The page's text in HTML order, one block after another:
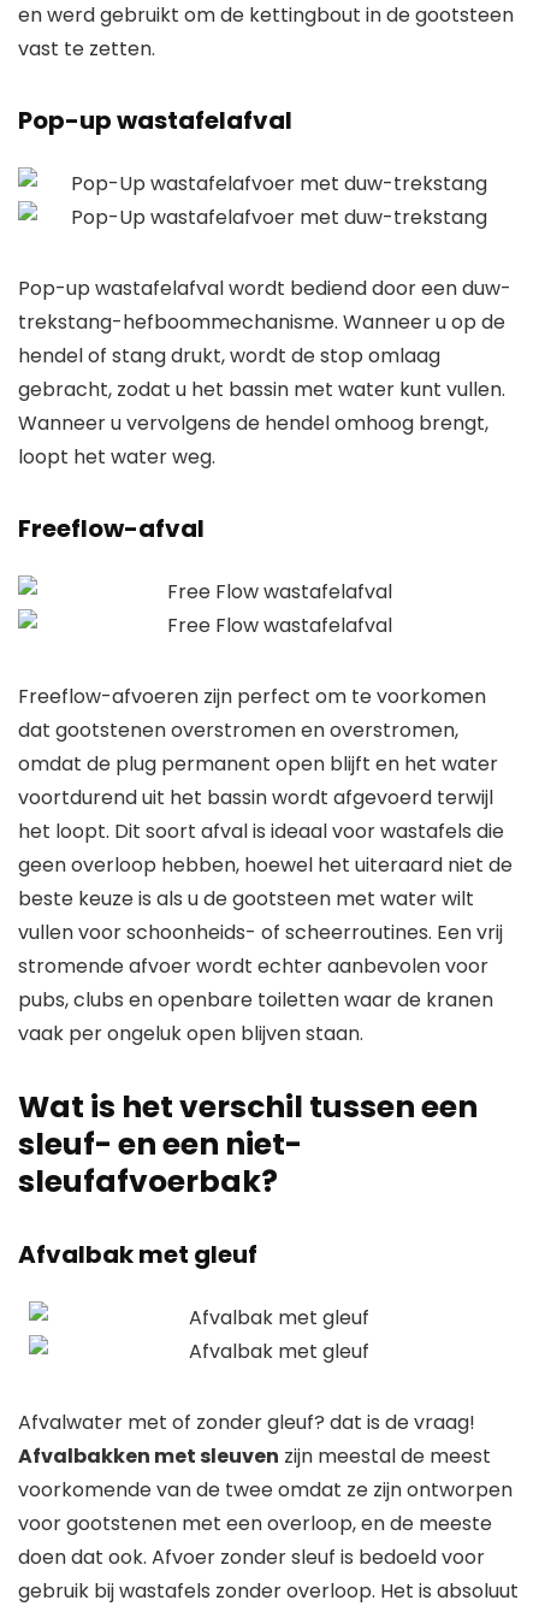
en werd gebruikt om de kettingbout in de gootsteen
vast te zetten.
Pop-up wastafelafval
Pop-up wastafelafval wordt bediend door een duw-
trekstang-hefboommechanisme. Wanneer u op de
hendel of stang drukt, wordt de stop omlaag
gebracht, zodat u het bassin met water kunt vullen.
Wanneer u vervolgens de hendel omhoog brengt,
loopt het water weg.
Freeflow-afval
Freeflow-afvoeren zijn perfect om te voorkomen
dat gootstenen overstromen en overstromen,
omdat de plug permanent open blijft en het water
voortdurend uit het bassin wordt afgevoerd terwijl
het loopt. Dit soort afval is ideaal voor wastafels die
geen overloop hebben, hoewel het uiteraard niet de
beste keuze is als u de gootsteen met water wilt
vullen voor schoonheids- of scheerroutines. Een vrij
stromende afvoer wordt echter aanbevolen voor
pubs, clubs en openbare toiletten waar de kranen
vaak per ongeluk open blijven staan.
Wat is het verschil tussen een
sleuf- en een niet-
sleufafvoerbak?
Afvalbak met gleuf
Afvalwater met of zonder gleuf? dat is de vraag!
Afvalbakken met sleuven zijn meestal de meest
voorkomende van de twee omdat ze zijn ontworpen
voor gootstenen met een overloop, en de meeste
doen dat ook. Afvoer zonder sleuf is bedoeld voor
gebruik bij wastafels zonder overloop. Het is absoluut